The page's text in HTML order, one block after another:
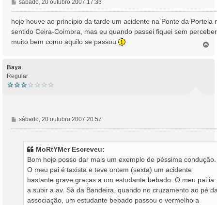
M
e
n
g
sábado, 20 outubro 2007 17:33
hoje houve ao principio da tarde um acidente na Ponte da Portela
sentido Ceira-Coimbra, mas eu quando passei fiquei sem perceber
muito bem como aquilo se passou
Baya
Regular
M
e
sábado, 20 outubro 2007 20:57
MoRtYMer Escreveu:
Bom hoje posso dar mais um exemplo de péssima condução.
O meu pai é taxista e teve ontem (sexta) um acidente
bastante grave graças a um estudante bebado. O meu pai ia
a subir a av. Sá da Bandeira, quando no cruzamento ao pé
associação, um estudante bebado passou o vermelho a